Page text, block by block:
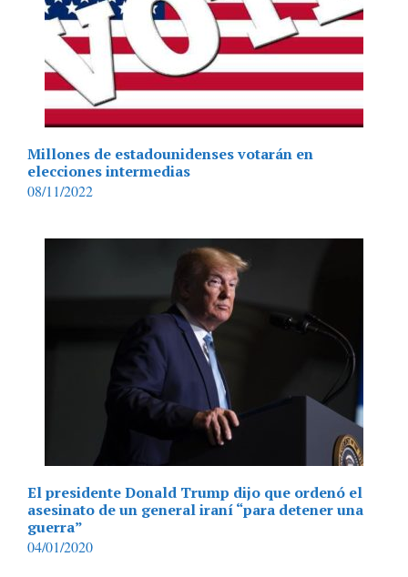
Millones de estadounidenses votarán en
elecciones intermedias
08/11/2022
El presidente Donald Trump dijo que ordenó el
asesinato de un general iraní “para detener una
guerra”
04/01/2020